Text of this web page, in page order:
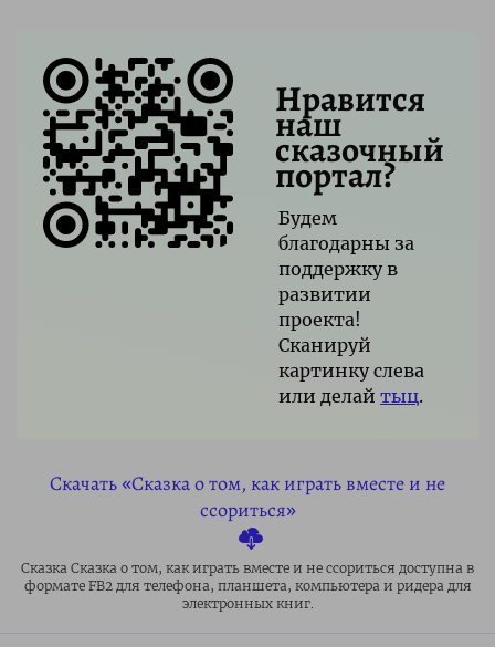
Нравится
наш
сказочный
портал?
Будем
благодарны за
поддержку в
развитии
проекта!
Сканируй
картинку слева
или делай тыц.
Скачать «Сказка о том, как играть вместе и не
ссориться»
Сказка Сказка о том, как играть вместе и не ссориться доступна в
формате FB2 для телефона, планшета, компьютера и ридера для
электронных книг.